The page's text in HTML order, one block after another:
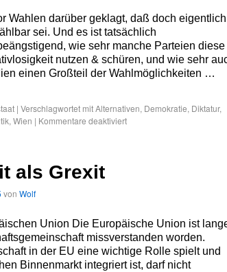
Wahlen darüber geklagt, daß doch eigentlich
sei. Und es ist tatsächlich
wie sehr manche Parteien diese
nutzen & schüren, und wie sehr
einen Großteil der Wahlmöglichkeiten …
| Verschlagwortet mitAlternativen, Demokratie, Diktatur,
, Wien | Kommentare deaktiviert
als Grexit
von Wolf
Union Die Europäische Union ist
missverstanden worden.
in der EU eine wichtige Rolle spielt und
Binnenmarkt integriert ist, darf nicht